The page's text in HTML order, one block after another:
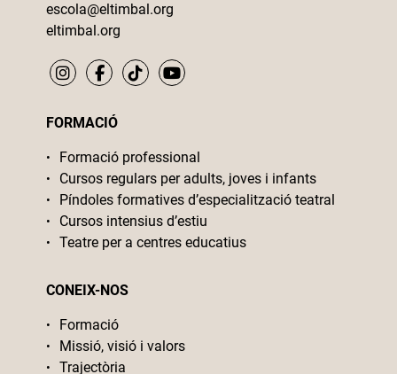
escola@eltimbal.org
eltimbal.org
FORMACIÓ
Formació professional
Cursos regulars per adults, joves i infants
Píndoles formatives d’especialització teatral
Cursos intensius d’estiu
Teatre per a centres educatius
CONEIX-NOS
Formació
Missió, visió i valors
Trajectòria